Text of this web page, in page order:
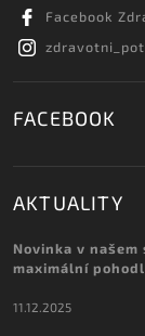
Facebook
FACEBOOK
AKTUALITY
Novinka v
maximální
11.12.2025